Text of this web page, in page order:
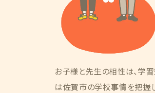
お子様と先生の相性は、学
は佐賀市の学校事情を把握